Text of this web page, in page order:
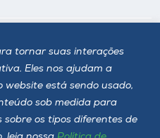
tornar suas interações
Eles nos ajudam a
website está sendo usado,
sob medida para
sobre os tipos diferentes de